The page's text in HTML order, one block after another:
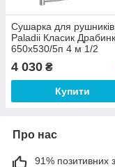
Сушарка для рушників
Paladii Класик
650х530/5п 4 м 1/2
4 030 ₴
Купити
Про нас
91% позитивних з